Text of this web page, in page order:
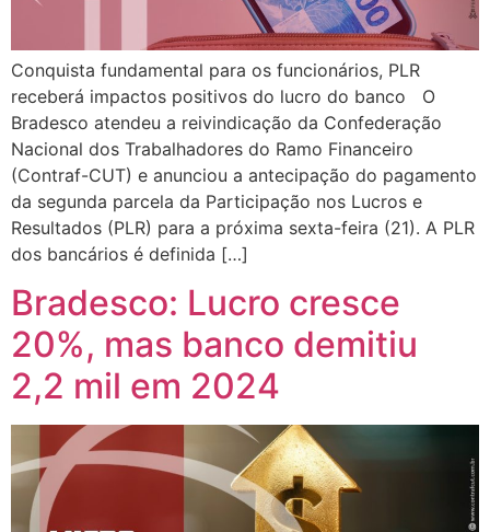
Conquista fundamental para os funcionários, PLR
receberá impactos positivos do lucro do banco O
Bradesco atendeu a reivindicação da Confederação
Nacional dos Trabalhadores do Ramo Financeiro
(Contraf-CUT) e anunciou a antecipação do pagamento
da segunda parcela da Participação nos Lucros e
Resultados (PLR) para a próxima sexta-feira (21). A PLR
dos bancários é definida […]
Bradesco: Lucro cresce
20%, mas banco demitiu
2,2 mil em 2024